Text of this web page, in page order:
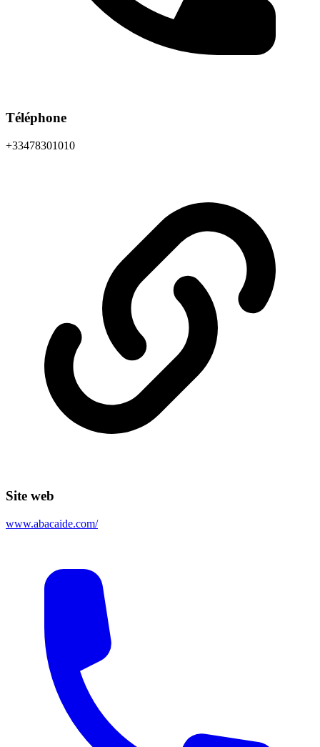
Téléphone
+33478301010
Site web
www.abacaide.com/